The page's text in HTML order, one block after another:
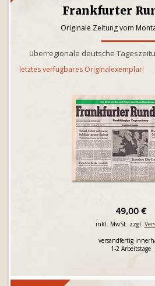
Frankfurter
Originale Zeitung vom
überregionale deutsche
letztes verfügbares Originalexemplar!
49,00 €
inkl. MwSt. zzgl.
versandfertig
1-2 Arbeitstage